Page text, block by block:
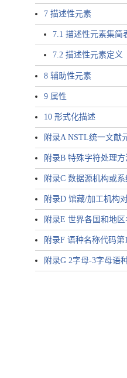
7 描述性元素
7.1 描述性元素集简
7.2 描述性元素定义
8 辅助性元素
9 属性
10 形式化描述
附录A NSTL统一文献
附录B 特殊字符处理方
附录C 数据源机构或系
附录D 馆藏/加工机构
附录E 世界各国和地
附录F 语种名称代码第
附录G 2字母-3字母语